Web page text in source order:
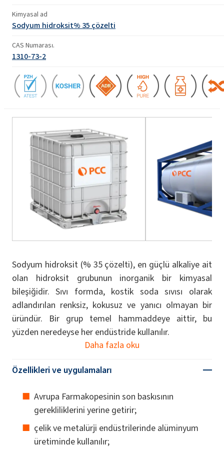
Kimyasal ad
Sodyum hidroksit% 35 çözelti
CAS Numarası.
1310-73-2
Sodyum hidroksit (% 35 çözelti), en güçlü alkaliye ait
olan hidroksit grubunun inorganik bir kimyasal
bileşiğidir. Sıvı formda, kostik soda sıvısı olarak
adlandırılan renksiz, kokusuz ve yanıcı olmayan bir
üründür. Bir grup temel hammaddeye aittir, bu
yüzden neredeyse her endüstride kullanılır.
Daha fazla oku
Özellikleri ve uygulamaları
Avrupa Farmakopesinin son baskısının
gerekliliklerini yerine getirir;
çelik ve metalürji endüstrilerinde alüminyum
üretiminde kullanılır;